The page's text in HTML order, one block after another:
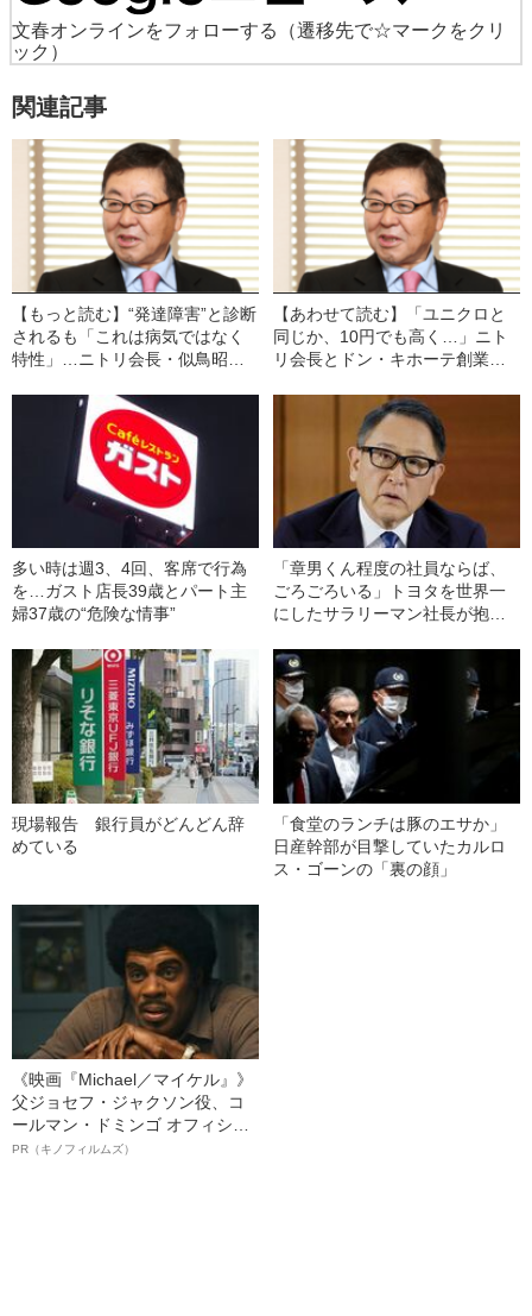
文春オンラインをフォローする
（遷移先で☆マークをクリ
ック）
関連記事
【もっと読む】“発達障害”と診断
されるも「これは病気ではなく
特性」…ニトリ会長・似鳥昭雄
【あわせて読む】「ユニクロと
同じか、10円でも高く…」ニト
リ会長とドン・キホーテ創業者
多い時は週3、4回、客席で行為
を…ガスト店長39歳とパート主
婦37歳の“危険な情事”
「章男くん程度の社員ならば、
ごろごろいる」トヨタを世界一
にしたサラリーマン社長が抱い
現場報告 銀行員がどんどん辞
めている
「食堂のランチは豚のエサか」
日産幹部が目撃していたカルロ
ス・ゴーンの「裏の顔」
《映画『Michael／マイケル』》
父ジョセフ・ジャクソン役、コ
ールマン・ドミンゴ オフィシャ
ルインタビュー“観客を魅了した
PR（キノフィルムズ）